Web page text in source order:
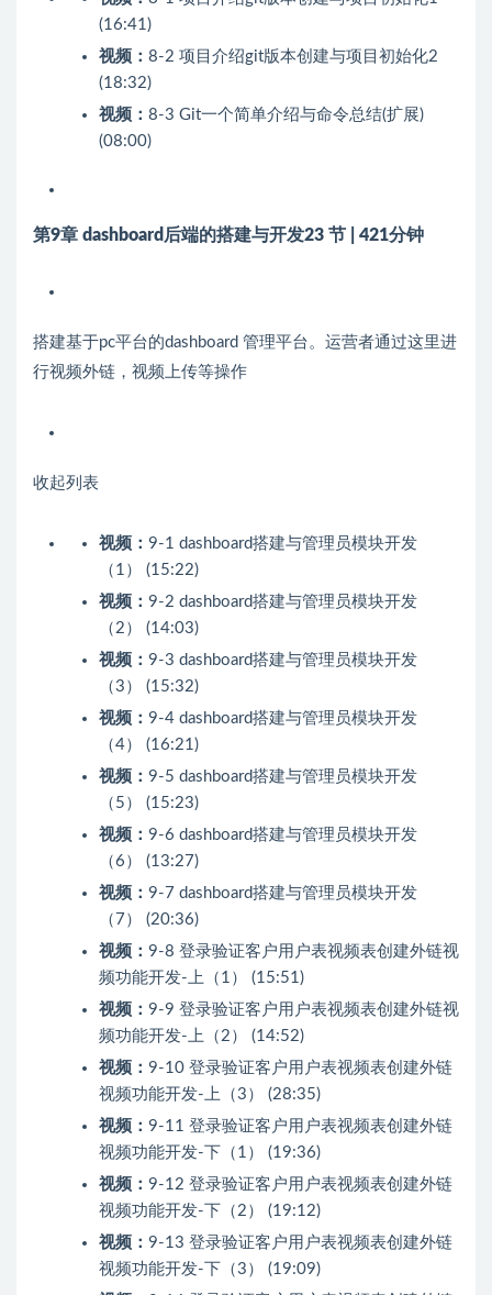
(16:41)
视频： 8-2 项目介绍git版本创建与项目初始化2
(18:32)
视频： 8-3 Git一个简单介绍与命令总结(扩展)
(08:00)
第9章 dashboard后端的搭建与开发23 节 | 421分钟
搭建基于pc平台的dashboard 管理平台。运营者通过这里进
行视频外链，视频上传等操作
收起列表
视频： 9-1 dashboard搭建与管理员模块开发
（1） (15:22)
视频： 9-2 dashboard搭建与管理员模块开发
（2） (14:03)
视频： 9-3 dashboard搭建与管理员模块开发
（3） (15:32)
视频： 9-4 dashboard搭建与管理员模块开发
（4） (16:21)
视频： 9-5 dashboard搭建与管理员模块开发
（5） (15:23)
视频： 9-6 dashboard搭建与管理员模块开发
（6） (13:27)
视频： 9-7 dashboard搭建与管理员模块开发
（7） (20:36)
视频： 9-8 登录验证客户用户表视频表创建外链视
频功能开发-上（1） (15:51)
视频： 9-9 登录验证客户用户表视频表创建外链视
频功能开发-上（2） (14:52)
视频： 9-10 登录验证客户用户表视频表创建外链
视频功能开发-上（3） (28:35)
视频： 9-11 登录验证客户用户表视频表创建外链
视频功能开发-下（1） (19:36)
视频： 9-12 登录验证客户用户表视频表创建外链
视频功能开发-下（2） (19:12)
视频： 9-13 登录验证客户用户表视频表创建外链
视频功能开发-下（3） (19:09)